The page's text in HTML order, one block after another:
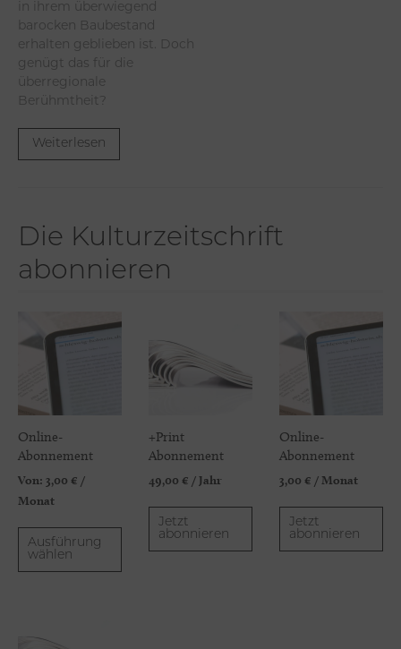
in ihrem überwiegend
barocken Baubestand
erhalten geblieben ist. Doch
genügt das für die
überregionale
Berühmtheit?
Weiterlesen
Die Kulturzeitschrift
abonnieren
Online-
Abonnement
Von: 3,00 € /
Monat
Ausführung
wählen
+Print
Abonnement
49,00 € / Jahr
Jetzt
abonnieren
Online-
Abonnement
3,00 € / Monat
Jetzt
abonnieren